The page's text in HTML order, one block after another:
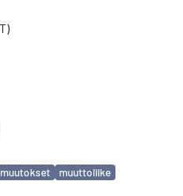
muuttoliike